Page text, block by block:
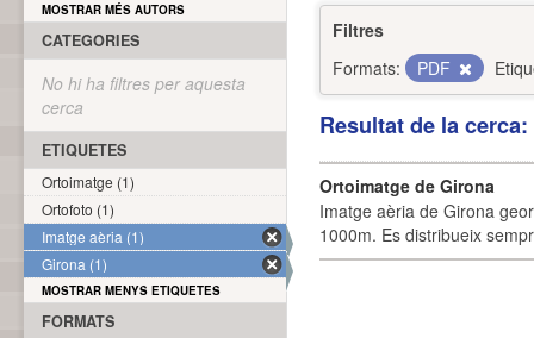
Filtres
Formats:
PDF
Resultat de la
Ortoimatge de Girona
Imatge aèria de Girona
1000m. Es distribueix
MOSTRAR MÉS AUTORS
CATEGORIES
No hi ha filtres per aquesta
cerca
ETIQUETES
Ortoimatge (1)
Ortofoto (1)
Imatge aèria (1)
Girona (1)
MOSTRAR MENYS ETIQUETES
FORMATS